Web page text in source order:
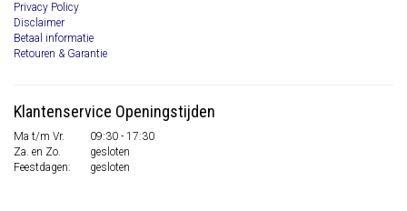
Privacy Policy
Disclaimer
Betaal informatie
Retouren & Garantie
Klantenservice Openingstijden
Ma t/m Vr.
09:30 - 17:30
Za. en Zo.
gesloten
Feestdagen:
gesloten